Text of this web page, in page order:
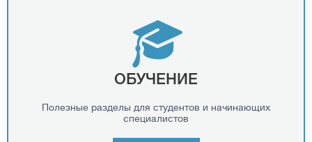
ОБУЧЕНИЕ
Полезные разделы для студентов и начинающих
специалистов